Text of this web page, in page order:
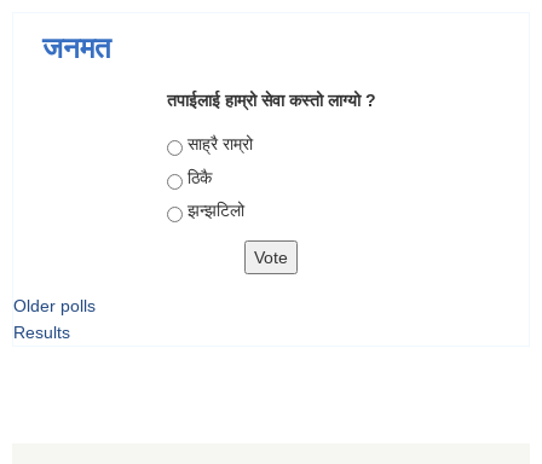
जनमत
तपाईलाई हाम्रो सेवा कस्तो लाग्यो ?
Choices
साह्रै राम्रो
ठिकै
झन्झटिलो
Older polls
Results